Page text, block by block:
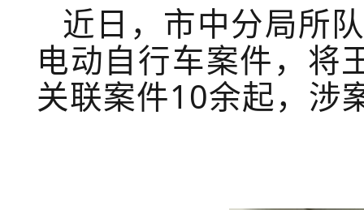
近日，市中分局所
电动自行车案件，将
关联案件10余起，涉